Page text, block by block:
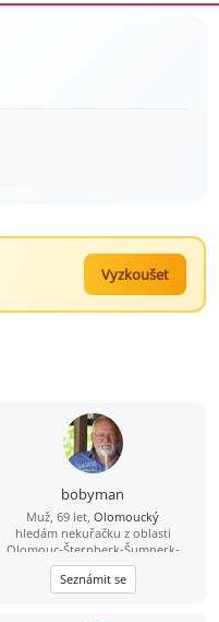
Vyzkoušet
bobyman
Muž, 69 let, Olomoucký
hledám nekuřačku z oblasti
Olomouc-Šternberk-Šumperk-
Konice, 55+(mladší mě prosím
nekontaktujte, nebudu odpovídat),
setkávání se zatím třeba jen o
Seznámit se